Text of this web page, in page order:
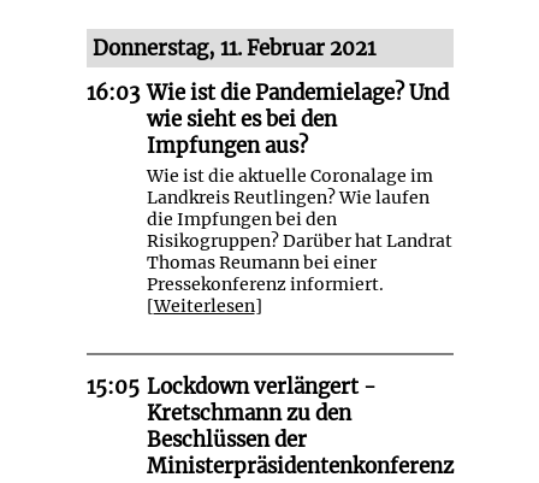
Donnerstag, 11. Februar 2021
16:03 Wie ist die Pandemielage? Und
wie sieht es bei den
Impfungen aus?
Wie ist die aktuelle Coronalage im
Landkreis Reutlingen? Wie laufen
die Impfungen bei den
Risikogruppen? Darüber hat Landrat
Thomas Reumann bei einer
Pressekonferenz informiert.
[Weiterlesen]
15:05 Lockdown verlängert -
Kretschmann zu den
Beschlüssen der
Ministerpräsidentenkonferenz